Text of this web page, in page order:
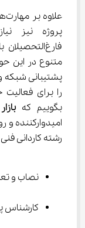
بگوییم که
امیدوارکننده
رشته کاردانی
نصاب و
کارشناس